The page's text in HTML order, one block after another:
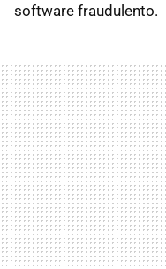
software fraudulento.